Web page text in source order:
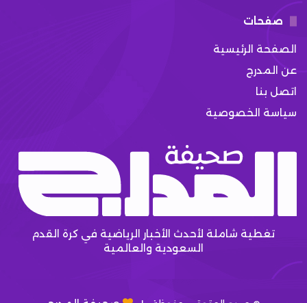
صفحات
الصفحة الرئيسية
عن المدرج
اتصل بنا
سياسة الخصوصية
تغطية شاملة لأحدث الأخبار الرياضية في كرة القدم
السعودية والعالمية